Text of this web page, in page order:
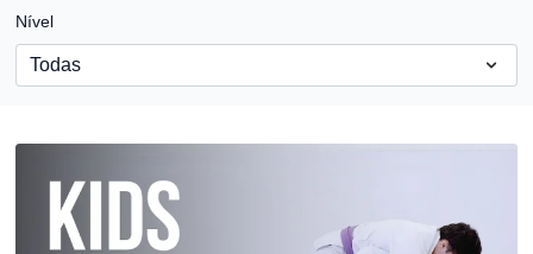
Nível